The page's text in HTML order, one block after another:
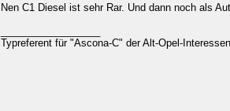
Nen C1 Diesel ist sehr Rar. Und dann noch als
Typreferent für "Ascona-C" der Alt-Opel-